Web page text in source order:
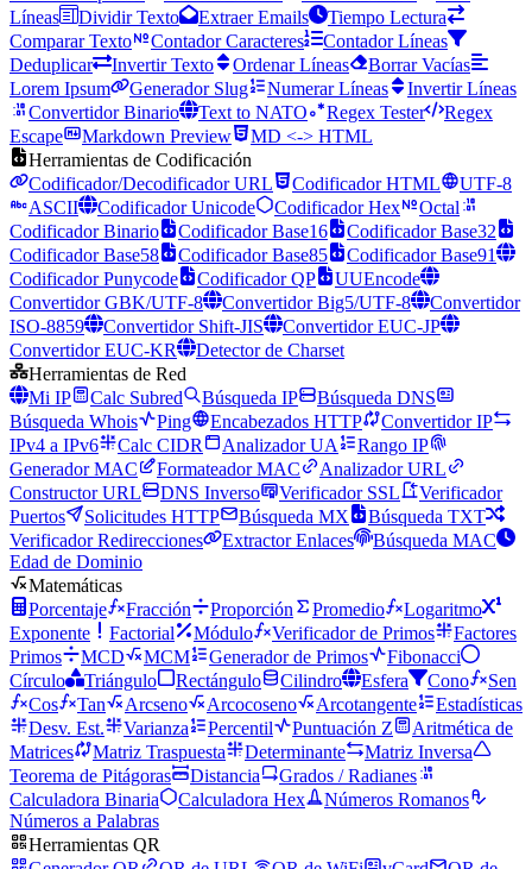
Líneas
Dividir Texto Extraer Emails
Tiempo Lectura
Comparar Texto
Contador Caracteres
Contador Líneas
Deduplicar
Invertir Texto Ordenar Líneas
Borrar Vacías
Lorem Ipsum
Generador Slug Numerar Líneas
Invertir Líneas
Convertidor Binario
Text to NATO Regex Tester
Regex
Escape
Markdown Preview
MD <-> HTML
Herramientas de Codificación
Codificador/Decodificador URL
Codificador HTML
UTF-8
ASCII
Codificador Unicode Codificador Hex
Octal
Codificador Binario
Codificador Base16
Codificador Base32
Codificador Base58
Codificador Base85
Codificador Base91
Codificador Punycode
Codificador QP
UUEncode
Convertidor GBK/UTF-8
Convertidor Big5/UTF-8
Convertidor
ISO-8859
Convertidor Shift-JIS
Convertidor EUC-JP
Convertidor EUC-KR
Detector de Charset
Herramientas de Red
Mi IP
Calc Subred Búsqueda IP
Búsqueda DNS
Búsqueda Whois
Ping Encabezados HTTP
Convertidor IP
IPv4 a IPv6
Calc CIDR Analizador UA
Rango IP
Generador MAC
Formateador MAC
Analizador URL
Constructor URL
DNS Inverso Verificador SSL
Verificador
Puertos
Solicitudes HTTP Búsqueda MX
Búsqueda TXT
Verificador Redirecciones
Extractor Enlaces
Búsqueda MAC
Edad de Dominio
Matemáticas
Porcentaje
Fracción Proporción Promedio
Logaritmo
Exponente
Factorial Módulo Verificador de Primos
Factores
Primos
MCD MCM Generador de Primos
Fibonacci
Círculo
Triángulo Rectángulo Cilindro Esfera Cono
Sen
Cos
Tan Arcseno Arcocoseno Arcotangente
Estadísticas
Desv. Est.
Varianza Percentil Puntuación Z
Aritmética de
Matrices
Matriz Traspuesta Determinante
Matriz Inversa
Teorema de Pitágoras
Distancia
Grados / Radianes
Calculadora Binaria
Calculadora Hex
Números Romanos
Números a Palabras
Herramientas QR